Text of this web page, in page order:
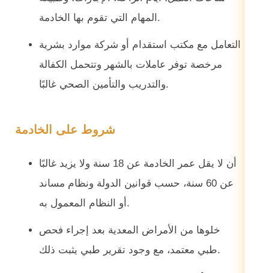
المهام التي تقوم بها الخادمة.
التعامل مع مكتب استقدام أو شركة موارد بشرية
مرخصة توفر عاملات بالشهر وتتحمل الكفالة
والتدريب والتأمين الصحي غالبًا.
شروط على الخادمة
أن لا يقل عمر الخادمة عن 18 سنة ولا يزيد غالبًا
عن 60 سنة، حسب قوانين الدولة ونظام مساند
أو النظام المعمول به.
خلوها من الأمراض المعدية بعد إجراء فحص
طبي معتمد، مع وجود تقرير طبي يثبت ذلك.